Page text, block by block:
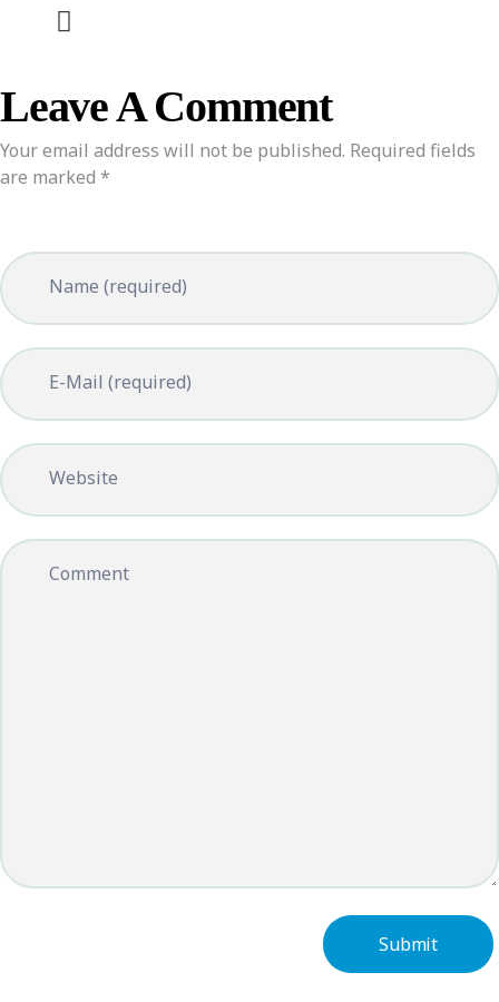
Leave A Comment
Your email address will not be published. Required fields
are marked *
Name (required)
E-Mail (required)
Website
Comment